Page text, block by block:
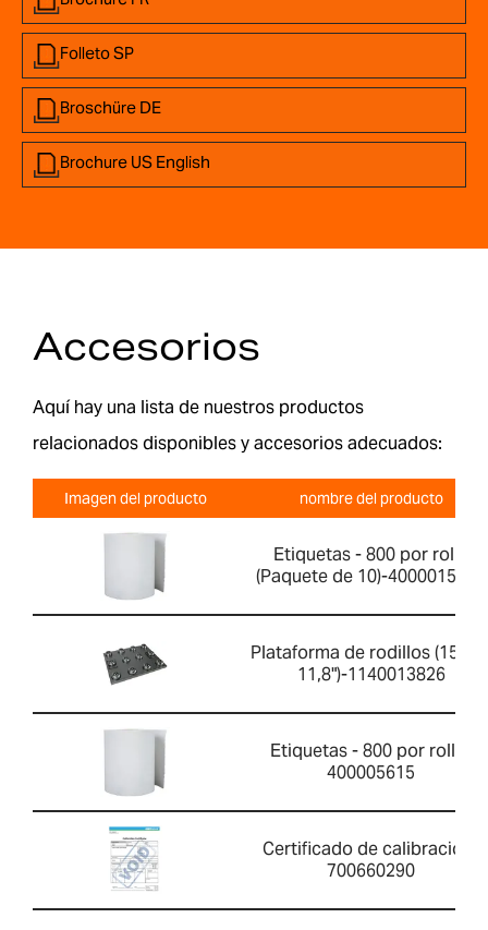
Folleto SP
Broschüre DE
Brochure US English
Accesorios
Aquí hay una lista de nuestros productos
relacionados disponibles y accesorios adecuados:
Imagen del producto nombre del producto
Etiquetas - 800 por rollo
(Paquete de 10)-4000015670
Plataforma de rodillos (15,7"
11,8")-1140013826
Etiquetas - 800 por rollo-
400005615
Certificado de calibración-
700660290